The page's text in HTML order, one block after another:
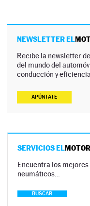
NEWSLETTER EL
Recibe la newsletter
del mundo del
conducción y eficiencia.
APÚNTATE
SERVICIOS ELMOTOR
Encuentra los
neumáticos…
BUSCAR